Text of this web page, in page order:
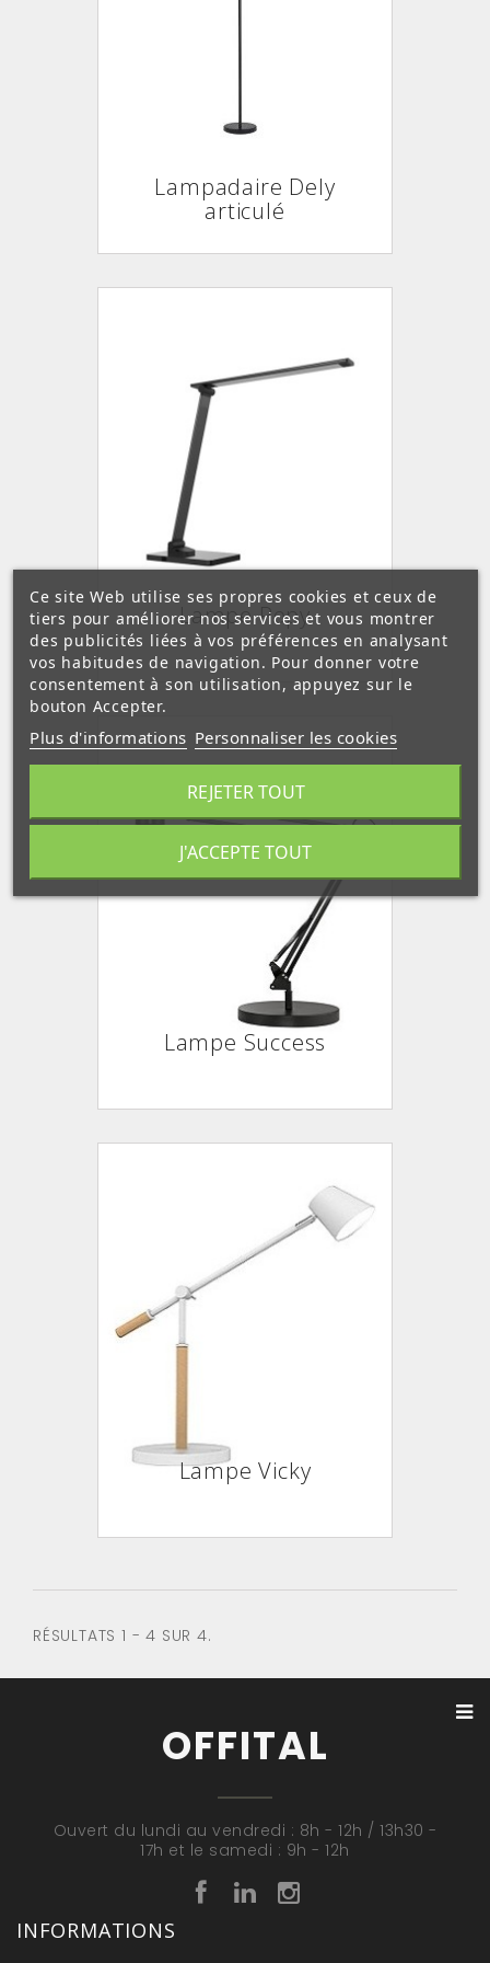
Lampadaire Dely
articulé
Lampe Popy
Lampe Success
Lampe Vicky
RÉSULTATS 1 - 4 SUR 4.
OFFITAL
Ouvert du lundi au vendredi : 8h - 12h / 13h30 -
17h et le samedi : 9h - 12h
INFORMATIONS
Ce site Web utilise ses propres cookies et ceux de
tiers pour améliorer nos services et vous montrer
des publicités liées à vos préférences en analysant
vos habitudes de navigation. Pour donner votre
consentement à son utilisation, appuyez sur le
bouton Accepter.
Plus d'informations Personnaliser les cookies
REJETER TOUT
J'ACCEPTE TOUT